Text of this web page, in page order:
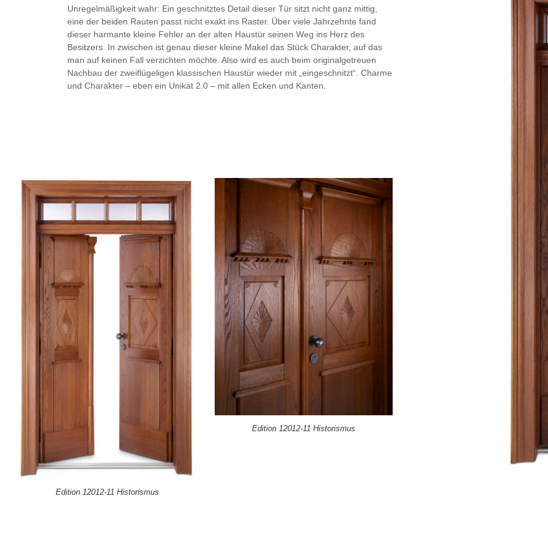
Unregelmäßigkeit wahr: Ein geschnitztes Detail dieser Tür sitzt nicht ganz mittig,
eine der beiden Rauten passt nicht exakt ins Raster. Über viele Jahrzehnte fand
dieser harmante kleine Fehler an der alten Haustür seinen Weg ins Herz des
Besitzers. In zwischen ist genau dieser kleine Makel das Stück Charakter, auf das
man auf keinen Fall verzichten möchte. Also wird es auch beim originalgetreuen
Nachbau der zweiflügeligen klassischen Haustür wieder mit „eingeschnitzt“. Charme
und Charakter – eben ein Unikat 2.0 – mit allen Ecken und Kanten.
Edition 12012-11 Historismus
Edition 12012-11 Historismus